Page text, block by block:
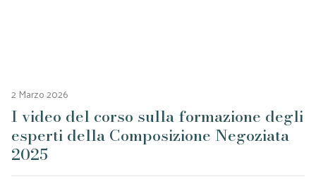
2 Marzo 2026
I video del corso sulla formazione degli
esperti della Composizione Negoziata
2025